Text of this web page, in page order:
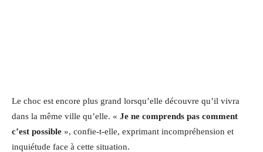
Le choc est encore plus grand lorsqu’elle découvre qu’il vivra
dans la même ville qu’elle. « Je ne comprends pas comment
c’est possible », confie-t-elle, exprimant incompréhension et
inquiétude face à cette situation.